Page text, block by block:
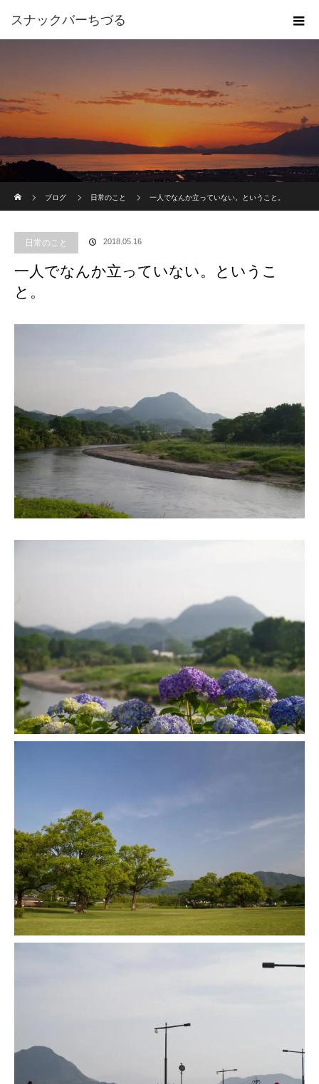
スナックバーちづる
ブログ
日常のこと 一人でなんか立っていない。ということ。
日常のこと 2018.05.16
一人でなんか立っていない。というこ
と。